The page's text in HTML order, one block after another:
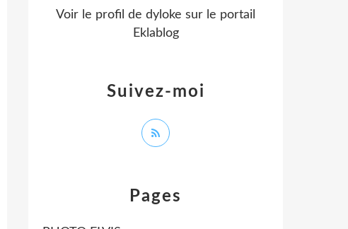
Pages
Suivez-moi
Voir le profil de dyloke sur le portail
Eklablog